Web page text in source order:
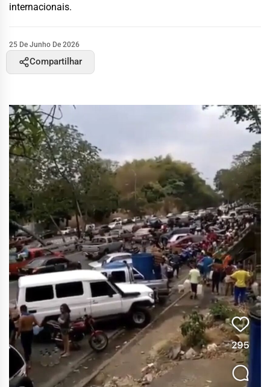
internacionais.
25 De Junho De 2026
Compartilhar